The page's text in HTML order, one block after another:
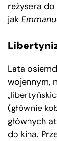
reżysera
jak
Lata
wojennym,
(głównie
głównych
do kina.